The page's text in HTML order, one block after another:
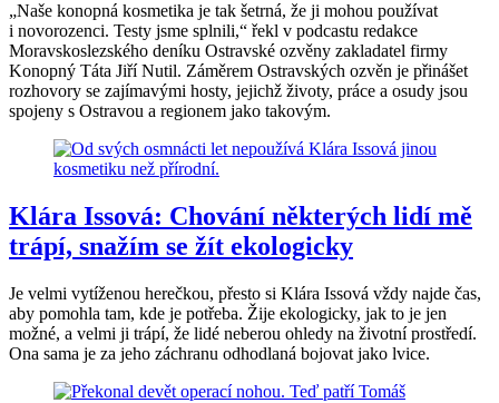
„Naše konopná kosmetika je tak šetrná, že ji mohou používat
i novorozenci. Testy jsme splnili,“ řekl v podcastu redakce
Moravskoslezského deníku Ostravské ozvěny zakladatel firmy
Konopný Táta Jiří Nutil. Záměrem Ostravských ozvěn je přinášet
rozhovory se zajímavými hosty, jejichž životy, práce a osudy jsou
spojeny s Ostravou a regionem jako takovým.
Klára Issová: Chování některých lidí mě
trápí, snažím se žít ekologicky
Je velmi vytíženou herečkou, přesto si Klára Issová vždy najde čas,
aby pomohla tam, kde je potřeba. Žije ekologicky, jak to je jen
možné, a velmi ji trápí, že lidé neberou ohledy na životní prostředí.
Ona sama je za jeho záchranu odhodlaná bojovat jako lvice.